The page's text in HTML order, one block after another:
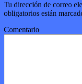
Tu dirección de correo
obligatorios están
Comentario